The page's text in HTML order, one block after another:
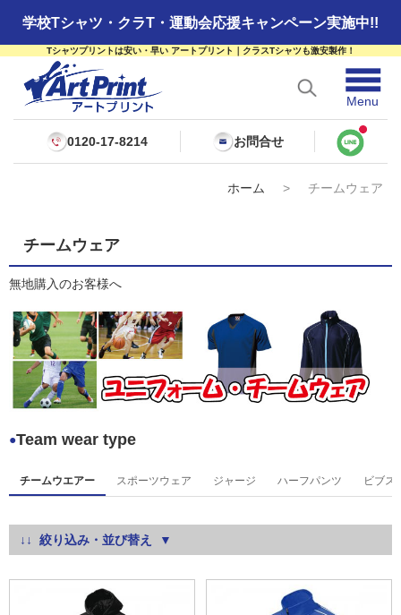
学校Tシャツ・クラT・運動会応援キャンペーン実施中!!
Tシャツプリントは安い・早い アートプリント｜クラスTシャツも激安製作！
☰
Menu
0120-17-8214 お問合せ
ホーム > チームウェア
チームウェア
無地購入のお客様へ
●Team wear type
チームウエアー スポーツウェア ジャージ ハーフパンツ ビブス
絞り込み・並び替え